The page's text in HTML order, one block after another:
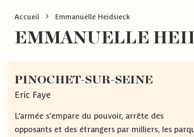
Accueil Emmanuelle Heidsieck
EMMANUELLE
PINOCHET-SUR-SEINE
Eric Faye
L’armée s’empare du pouvoir, arrête des
opposants et des étrangers par milliers, les